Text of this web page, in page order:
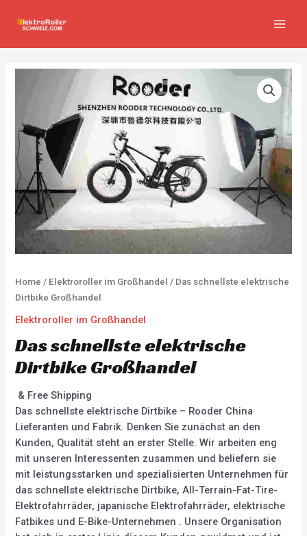
Inhalt
Home / Elektroroller im Großhandel / Das schnellste elektrische
Dirtbike Großhandel
Elektroroller im Großhandel
Das schnellste elektrische
Dirtbike Großhandel
& Free Shipping
Das schnellste elektrische Dirtbike – Rooder China
Lieferanten und Fabrik. Denken Sie zunächst an den
Kunden, Qualität steht an erster Stelle. Wir arbeiten eng
mit unseren Interessenten zusammen und beliefern sie
mit leistungsstarken und spezialisierten Unternehmen für
das schnellste elektrische Dirtbike, All-Terrain-Fat-Tire-
Elektrofahrräder, japanische Elektrofahrräder, elektrische
Fatbikes und E-Bike-Unternehmen . Unsere Organisation